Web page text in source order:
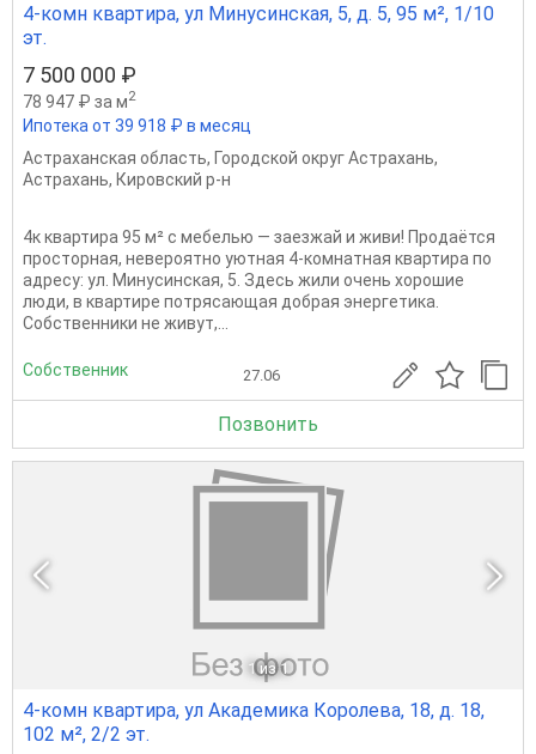
4-комн квартира, ул Минусинская, 5, д. 5, 95 м², 1/10
эт.
7 500 000 ₽
78 947 ₽ за м2
Ипотека от 39 918 ₽ в месяц
Астраханская область, Городской округ Астрахань,
Астрахань, Кировский р-н
4к квартира 95 м² с мебелью — заезжай и живи! Продаётся
просторная, невероятно уютная 4-комнатная квартира по
адресу: ул. Минусинская, 5. Здесь жили очень хорошие
люди, в квартире потрясающая добрая энергетика.
Собственники не живут,...
Собственник 27.06
Позвонить
1 из 1
4-комн квартира, ул Академика Королева, 18, д. 18,
102 м², 2/2 эт.